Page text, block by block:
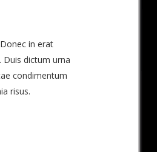
in erat
Duis dictum urna
condimentum
risus.